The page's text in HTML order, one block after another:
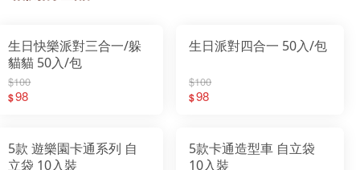
生日快樂派對三合一/躲
貓貓 50入/包
$100
$98
生日派對四合一 50入/包
$100
$98
5款 遊樂園卡通系列 自
立袋 10入裝
5款卡通造型車 自立袋
10入裝